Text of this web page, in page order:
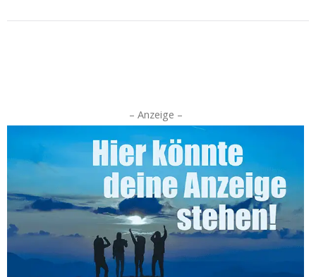
– Anzeige –